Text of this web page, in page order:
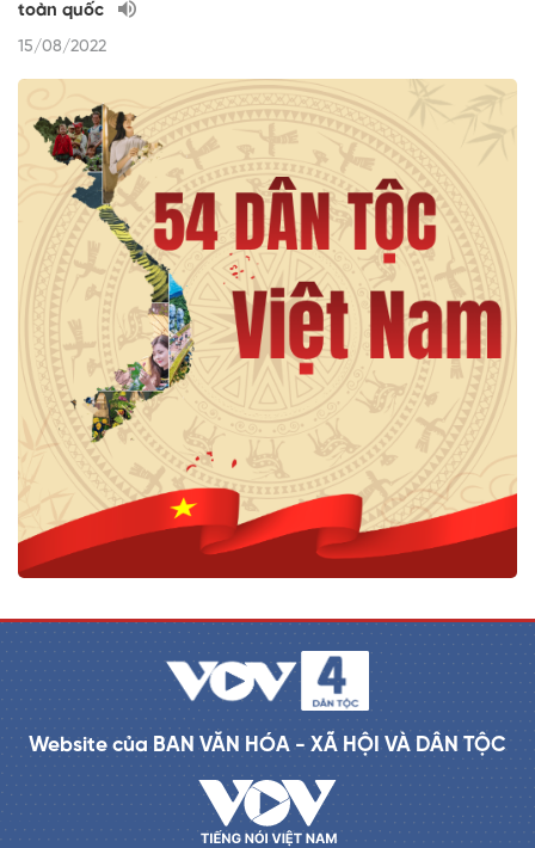
toàn quốc
15/08/2022
Website của BAN VĂN HÓA - XÃ HỘI VÀ DÂN TỘC